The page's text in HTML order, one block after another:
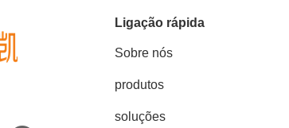
Ligação rápida
Sobre nós
produtos
soluções